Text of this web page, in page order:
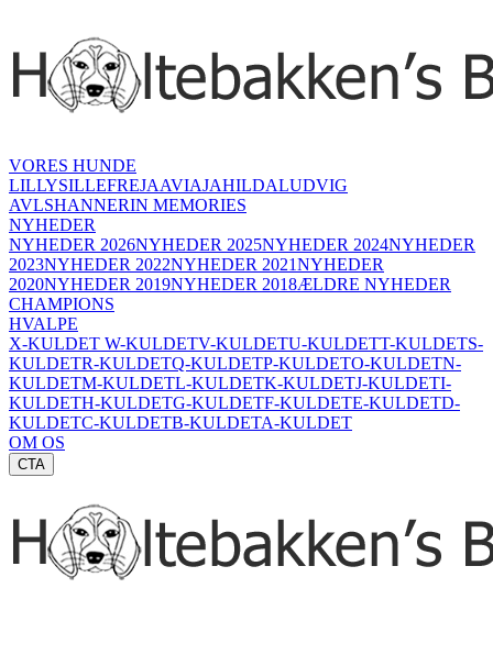
VORES HUNDE
LILLYSILLEFREJAAVIAJAHILDALUDVIG
AVLSHANNERIN MEMORIES
NYHEDER
NYHEDER 2026NYHEDER 2025NYHEDER 2024NYHEDER
2023NYHEDER 2022NYHEDER 2021NYHEDER
2020NYHEDER 2019NYHEDER 2018ÆLDRE NYHEDER
CHAMPIONS
HVALPE
X-KULDET W-KULDETV-KULDETU-KULDETT-KULDETS-
KULDETR-KULDETQ-KULDETP-KULDETO-KULDETN-
KULDETM-KULDETL-KULDETK-KULDETJ-KULDETI-
KULDETH-KULDETG-KULDETF-KULDETE-KULDETD-
KULDETC-KULDETB-KULDETA-KULDET
OM OS
CTA